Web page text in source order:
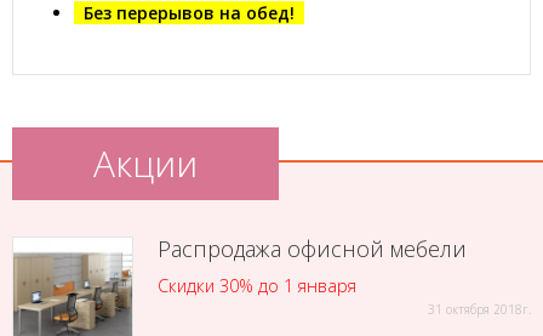
Без перерывов на обед!
Акции
Распродажа офисной мебели
Скидки 30% до 1 января
31 октября 2018г.